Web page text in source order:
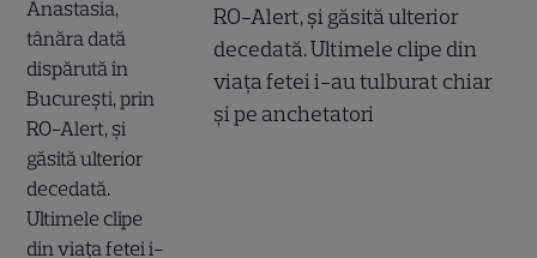
RO-Alert, și găsită ulterior
decedată. Ultimele clipe din
viața fetei i-au tulburat chiar
și pe anchetatori